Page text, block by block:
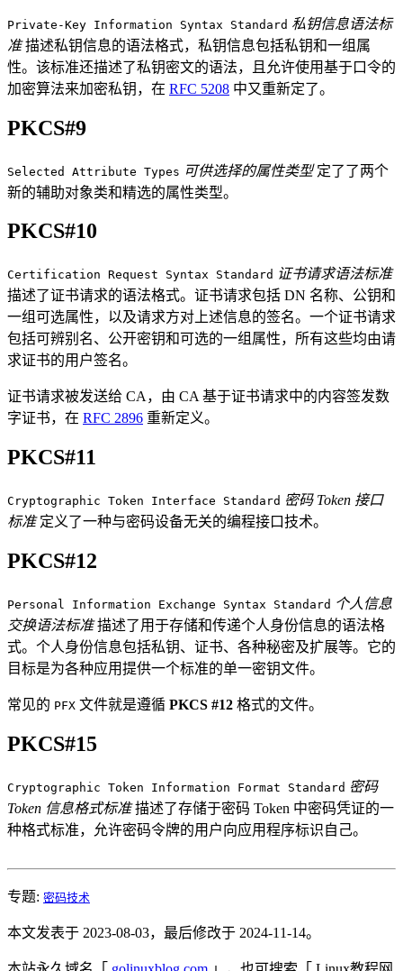
Private-Key Information Syntax Standard 私钥信息语法标
准描述私钥信息的语法格式，私钥信息包括私钥和一组属
性。该标准还描述了私钥密文的语法，且允许使用基于口令的
加密算法来加密私钥，在 RFC 5208 中又重新定了。
PKCS#9
Selected Attribute Types 可供选择的属性类型定了了两个
新的辅助对象类和精选的属性类型。
PKCS#10
Certification Request Syntax Standard 证书请求语法标准
描述了证书请求的语法格式。证书请求包括 DN 名称、公钥和
一组可选属性，以及请求方对上述信息的签名。一个证书请求
包括可辨别名、公开密钥和可选的一组属性，所有这些均由请
求证书的用户签名。
证书请求被发送给 CA，由 CA 基于证书请求中的内容签发数
字证书，在 RFC 2896 重新定义。
PKCS#11
Cryptographic Token Interface Standard 密码 Token 接口
标准定义了一种与密码设备无关的编程接口技术。
PKCS#12
Personal Information Exchange Syntax Standard 个人信息
交换语法标准描述了用于存储和传递个人身份信息的语法格
式。个人身份信息包括私钥、证书、各种秘密及扩展等。它的
目标是为各种应用提供一个标准的单一密钥文件。
常见的 PFX 文件就是遵循 PKCS #12 格式的文件。
PKCS#15
Cryptographic Token Information Format Standard 密码
Token 信息格式标准描述了存储于密码 Token 中密码凭证的一
种格式标准，允许密码令牌的用户向应用程序标识自己。
专题: 密码技术
本文发表于 2023-08-03，最后修改于 2024-11-14。